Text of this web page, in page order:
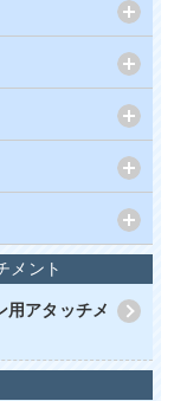
メント
用アタッチメ